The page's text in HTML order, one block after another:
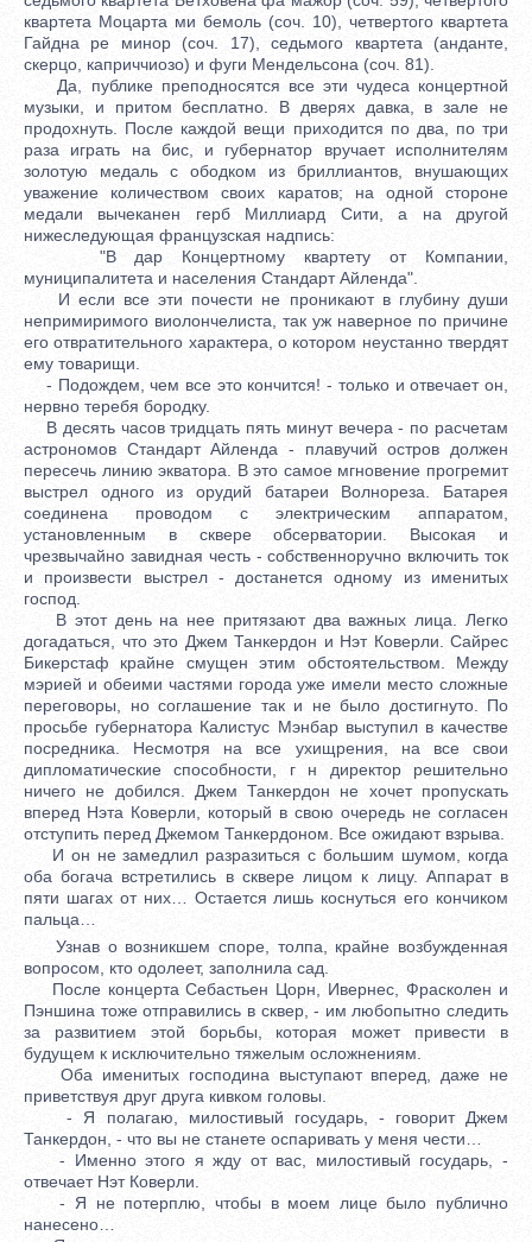
квартета Моцарта ми бемоль (соч. 10), четвертого квартета
Гайдна ре минор (соч. 17), седьмого квартета (анданте,
скерцо, каприччиозо) и фуги Мендельсона (соч. 81).
Да, публике преподносятся все эти чудеса концертной
музыки, и притом бесплатно. В дверях давка, в зале не
продохнуть. После каждой вещи приходится по два, по три
раза играть на бис, и губернатор вручает исполнителям
золотую медаль с ободком из бриллиантов, внушающих
уважение количеством своих каратов; на одной стороне
медали вычеканен герб Миллиард Сити, а на другой
нижеследующая французская надпись:
"В дар Концертному квартету от Компании,
муниципалитета и населения Стандарт Айленда".
И если все эти почести не проникают в глубину души
непримиримого виолончелиста, так уж наверное по причине
его отвратительного характера, о котором неустанно твердят
ему товарищи.
- Подождем, чем все это кончится! - только и отвечает он,
нервно теребя бородку.
В десять часов тридцать пять минут вечера - по расчетам
астрономов Стандарт Айленда - плавучий остров должен
пересечь линию экватора. В это самое мгновение прогремит
выстрел одного из орудий батареи Волнореза. Батарея
соединена проводом с электрическим аппаратом,
установленным в сквере обсерватории. Высокая и
чрезвычайно завидная честь - собственноручно включить ток
и произвести выстрел - достанется одному из именитых
господ.
В этот день на нее притязают два важных лица. Легко
догадаться, что это Джем Танкердон и Нэт Коверли. Сайрес
Бикерстаф крайне смущен этим обстоятельством. Между
мэрией и обеими частями города уже имели место сложные
переговоры, но соглашение так и не было достигнуто. По
просьбе губернатора Калистус Мэнбар выступил в качестве
посредника. Несмотря на все ухищрения, на все свои
дипломатические способности, г н директор решительно
ничего не добился. Джем Танкердон не хочет пропускать
вперед Нэта Коверли, который в свою очередь не согласен
отступить перед Джемом Танкердоном. Все ожидают взрыва.
И он не замедлил разразиться с большим шумом, когда
оба богача встретились в сквере лицом к лицу. Аппарат в
пяти шагах от них… Остается лишь коснуться его кончиком
пальца…
Узнав о возникшем споре, толпа, крайне возбужденная
вопросом, кто одолеет, заполнила сад.
После концерта Себастьен Цорн, Ивернес, Фрасколен и
Пэншина тоже отправились в сквер, - им любопытно следить
за развитием этой борьбы, которая может привести в
будущем к исключительно тяжелым осложнениям.
Оба именитых господина выступают вперед, даже не
приветствуя друг друга кивком головы.
- Я полагаю, милостивый государь, - говорит Джем
Танкердон, - что вы не станете оспаривать у меня чести…
- Именно этого я жду от вас, милостивый государь, -
отвечает Нэт Коверли.
- Я не потерплю, чтобы в моем лице было публично
нанесено…